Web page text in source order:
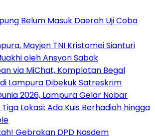
Belum Masuk Daerah Uji Coba
Mayjen TNI Kristomei Sianturi
oleh Ansyori Sabak
via MiChat, Komplotan Begal
Lampura Dibekuk Satreskrim
2026, Lampura Gelar Nobar
Lokasi: Ada Kuis Berhadiah hingga
Gebrakan DPD Nasdem